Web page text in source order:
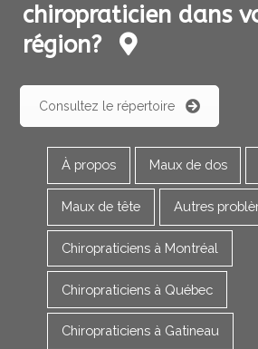
chiropraticien dans
région?
Consultez le répertoire
À propos Maux de dos
Maux de tête Autres
Chiropraticiens à Montréal
Chiropraticiens à Québec
Chiropraticiens à Gatineau